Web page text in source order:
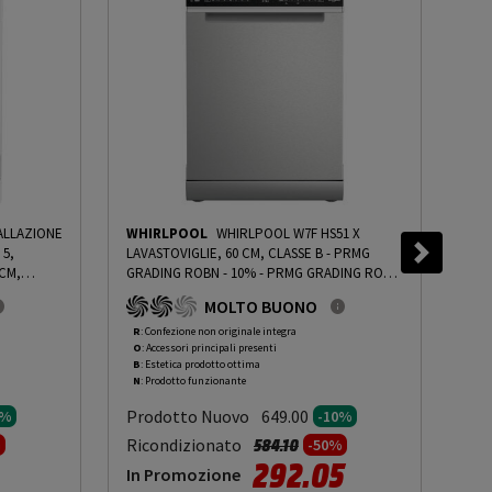
5,
10%
da
WHIRLPOOL WHIRLPOOL W7F HS51 X
LAVASTOVIGLIE, 60 CM, CLASSE B - PRMG
GRADING ROBN - 10%- PRMG GRADING ROBN
- 10%
MOLTO BUONO
R: Confezione non originale integra
O: Accessori principali presenti
B: Estetica prodotto ottima
N: Prodotto funzionante
Prodotto Nuovo 649.00 -10%
Ricondizionato Prezzo ridotto da
584.10a-50%
In Promozione 292.05